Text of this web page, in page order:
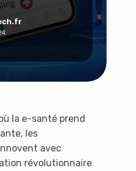
la e-santé prend
les
avec
révolutionnaire